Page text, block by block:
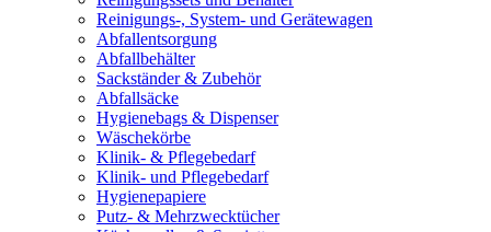
Reinigungs-, System- und Gerätewagen
Abfallentsorgung
Abfallbehälter
Sackständer & Zubehör
Abfallsäcke
Hygienebags & Dispenser
Wäschekörbe
Klinik- & Pflegebedarf
Klinik- und Pflegebedarf
Hygienepapiere
Putz- & Mehrzwecktücher